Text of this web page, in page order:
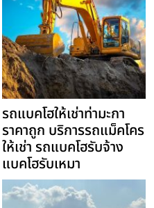
รถแบคโฮให้เช่าท่ามะกา
ราคาถูก บริการรถแม็คโคร
ให้เช่า รถแบคโฮรับจ้าง
แบคโฮรับเหมา